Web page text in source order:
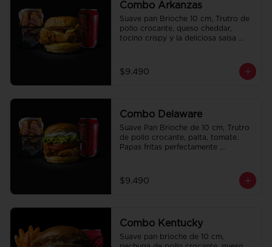
Combo Arkanzas
Suave pan Brioche 10 cm, Trutro de
pollo crocante, queso cheddar,
tocino crispy y la deliciosa salsa
de la casa de regalo a elección y una
Bebida de 350cc a elección.
$9.490
Combo Delaware
Suave Pan Brioche de 10 cm, Trutro
de pollo crocante, palta, tomate.
Papas fritas perfectamente
350cc a elección.
$9.490
Combo Kentucky
Suave pan brioche de 10 cm,